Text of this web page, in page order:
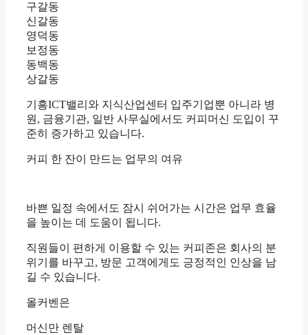
구갈동
신갈동
영덕동
보정동
동백동
상갈동
기흥ICT밸리와 지식산업센터 입주기업뿐 아니라 병
원, 금융기관, 일반 사무실에서도 커피머신 도입이 꾸
준히 증가하고 있습니다.
커피 한 잔이 만드는 업무의 여유
바쁜 일정 속에서도 잠시 쉬어가는 시간은 업무 효율
을 높이는 데 도움이 됩니다.
직원들이 편하게 이용할 수 있는 커피존은 회사의 분
위기를 바꾸고, 방문 고객에게도 긍정적인 인상을 남
길 수 있습니다.
올커벤은
머신만 렌탈